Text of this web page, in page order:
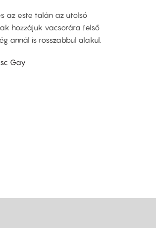
az este talán az utolsó
hozzájuk vacsorára felső
annál is rosszabbul alakul.
Gay